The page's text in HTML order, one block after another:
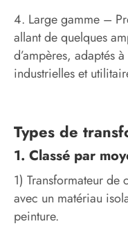
4. Large gamme –
allant de quelques
d’ampères, adaptés
industrielles et
Types de
1. Classé par
1) Transformateur de
avec un matériau
peinture.